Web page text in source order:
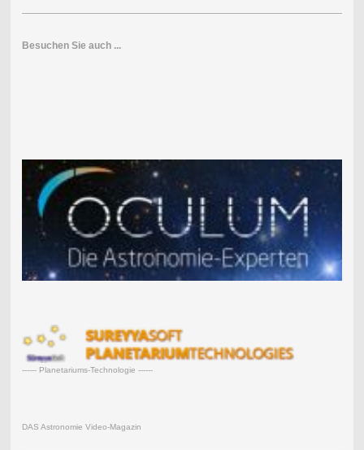
Besuchen Sie auch ...
------ Planetariums-Technologie ------
DAS Astronomie Video-Magazin